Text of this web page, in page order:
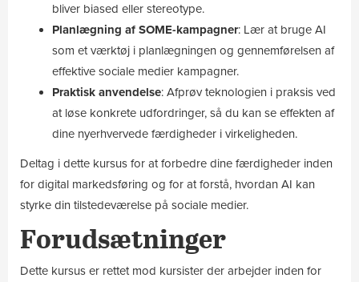
bliver biased eller stereotype.
Planlægning af SOME-kampagner: Lær at bruge AI
som et værktøj i planlægningen og gennemførelsen af
effektive sociale medier kampagner.
Praktisk anvendelse: Afprøv teknologien i praksis ved
at løse konkrete udfordringer, så du kan se effekten af
dine nyerhvervede færdigheder i virkeligheden.
Deltag i dette kursus for at forbedre dine færdigheder inden
for digital markedsføring og for at forstå, hvordan AI kan
styrke din tilstedeværelse på sociale medier.
Forudsætninger
Dette kursus er rettet mod kursister der arbejder inden for